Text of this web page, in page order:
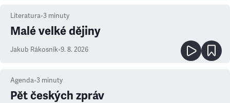
Literatura•3 minuty
Malé velké dějiny
Jakub Rákosník•9. 8. 2026
Agenda•3 minuty
Pět českých zpráv